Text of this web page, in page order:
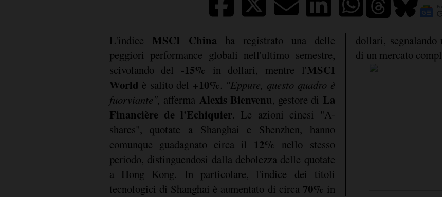
L'indice MSCI China ha registrato una delle
peggiori performance globali nell'ultimo semestre,
scivolando del -15% in dollari, mentre l'MSCI
World è salito del +10%. "Eppure, questo quadro è
fuorviante", afferma Alexis Bienvenu, gestore di La
Financière de l'Echiquier. Le azioni cinesi "A-
shares", quotate a Shanghai e Shenzhen, hanno
comunque guadagnato circa il
12% nello stesso
periodo, distinguendosi dalla debolezza delle quotate
a Hong Kong. In particolare, l'indice dei titoli
tecnologici di Shanghai è aumentato di circa 70% in
dollari,
di un mercato